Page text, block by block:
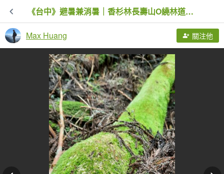
《台中》避暑兼消暑｜香杉林長壽山O繞林道20220719
Max Huang 關注他